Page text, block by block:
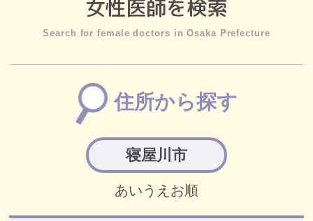
女性医師を検索
Search for female doctors in Osaka Prefecture
住所から探す
寝屋川市
あいうえお順